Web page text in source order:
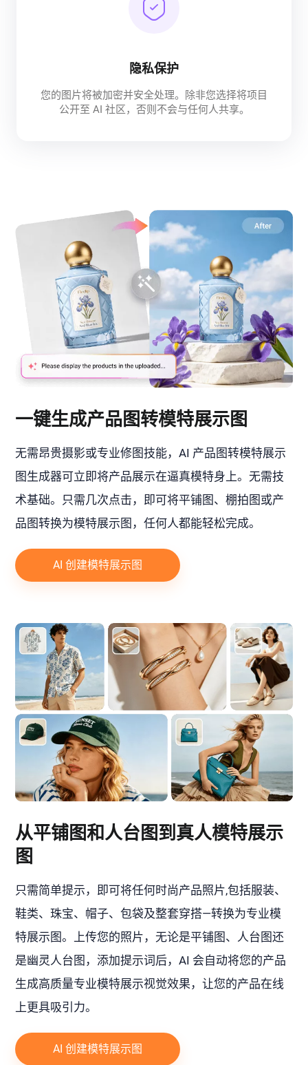
隐私保护
您的图片将被加密并安全处理。除非您选择将项目
公开至 AI 社区，否则不会与任何人共享。
一键生成产品图转模特展示图
无需昂贵摄影或专业修图技能，AI 产品图转模特展示
图生成器可立即将产品展示在逼真模特身上。无需技
术基础。只需几次点击，即可将平铺图、棚拍图或产
品图转换为模特展示图，任何人都能轻松完成。
AI 创建模特展示图
从平铺图和人台图到真人模特展示
图
只需简单提示，即可将任何时尚产品照片,包括服装、
鞋类、珠宝、帽子、包袋及整套穿搭—转换为专业模
特展示图。上传您的照片，无论是平铺图、人台图还
是幽灵人台图，添加提示词后，AI 会自动将您的产品
生成高质量专业模特展示视觉效果，让您的产品在线
上更具吸引力。
AI 创建模特展示图